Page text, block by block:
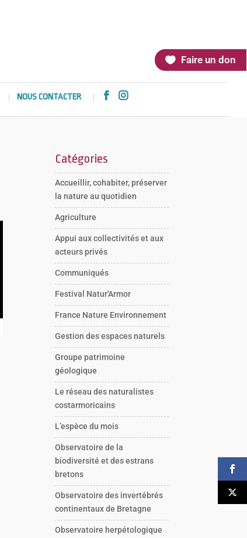
Faire un don
NOUS CONTACTER  
Catégories
Accueillir, cohabiter, préserver
la nature au quotidien
Agriculture
Appui aux collectivités et aux
acteurs privés
Communiqués
Festival Natur'Armor
France Nature Environnement
Gestion des espaces naturels
Groupe patrimoine
géologique
Le réseau des naturalistes
costarmoricains
L’espèce du mois
Observatoire de la
biodiversité et des estrans
bretons
Observatoire des invertébrés
continentaux de Bretagne
Observatoire herpétologique